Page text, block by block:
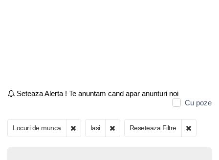
Seteaza Alerta ! Te anuntam cand apar anunturi noi
Cu poze
Locuri de munca Iasi Reseteaza Filtre